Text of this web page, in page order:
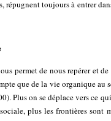
répugnent toujours à entrer
permet de nous repérer et
que de la vie organique au
Plus on se déplace vers ce
plus les frontières sont